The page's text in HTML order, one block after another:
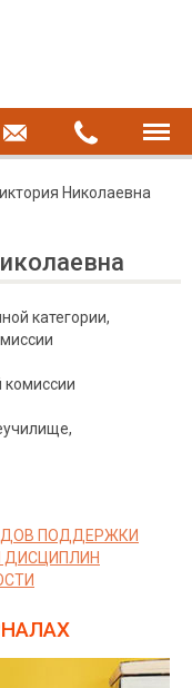
Николаевна
категории,
комиссии
ПОДДЕРЖКИ
ДИСЦИПЛИН